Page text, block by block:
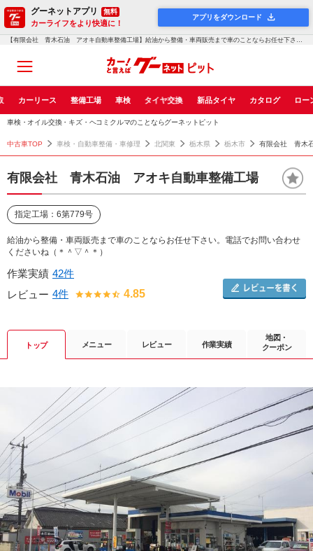
グーネットアプリ 無料
カーライフをより快適に！
アプリをダウンロード
【有限会社 青木石油 アオキ自動車整備工場】給油から整備・車両販売まで車のことならお任せ下さい。電話でお問い合わせくださいね...！グーネットピット
カーリース 整備工場 車検 タイヤ交換 新品タイヤ カタログ ロー
車検・オイル交換・キズ・ヘコミクルマのことならグーネットピット
中古車TOP 車検・自動車整備・車修理 北関東 栃木県 栃木市 有限会社 青木
有限会社 青木石油 アオキ自動車整備工場
指定工場：6第779号
給油から整備・車両販売まで車のことならお任せ下さい。電話でお問い合わせ
くださいね（＊＾▽＾＊）
作業実績 42件
レビュー 4件 4.85
トップ メニュー レビュー 作業実績
地図・
クーポン